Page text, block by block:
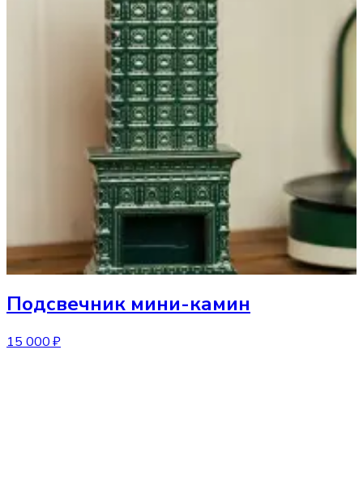
Подсвечник мини-камин
15 000 ₽